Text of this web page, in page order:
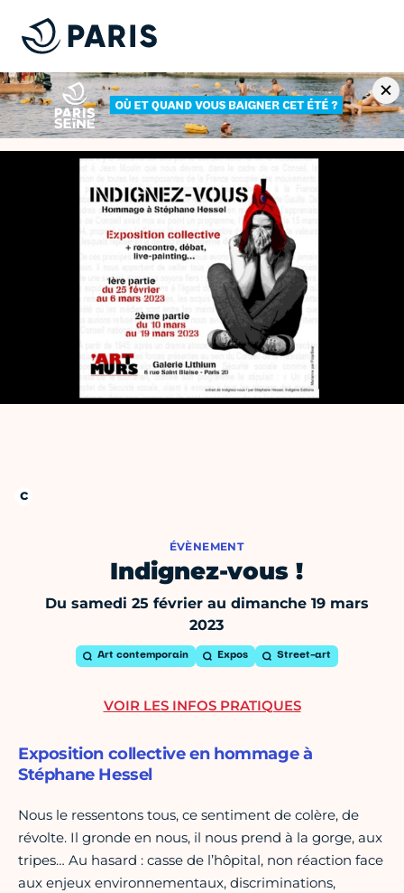
ÉVÈNEMENT
Indignez-vous !
Du samedi 25 février au dimanche 19 mars
2023
Art contemporain Expos Street-art
Exposition collective en hommage à
Stéphane Hessel
Nous le ressentons tous, ce sentiment de colère, de
révolte. Il gronde en nous, il nous prend à la gorge, aux
tripes… Au hasard : casse de l’hôpital, non réaction face
aux enjeux environnementaux, discriminations,
VOIR LES INFOS PRATIQUES